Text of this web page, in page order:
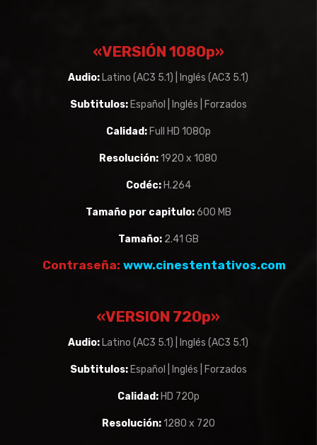
«VERSIÓN 1080p»
Audio: Latino (AC3 5.1) | Inglés (AC3 5.1)
Subtitulos: Español | Inglés | Forzados
Calidad: Full HD 1080p
Resolución:1920 x 1080
Codéc: H.264
Tamaño por capitulo:600 MB
Tamaño:2.41 GB
Contraseña: www.cinestentativos.com
«VERSION 720p»
Audio: Latino (AC3 5.1) | Inglés (AC3 5.1)
Subtitulos: Español | Inglés | Forzados
Calidad: HD 720p
Resolución:1280 x 720